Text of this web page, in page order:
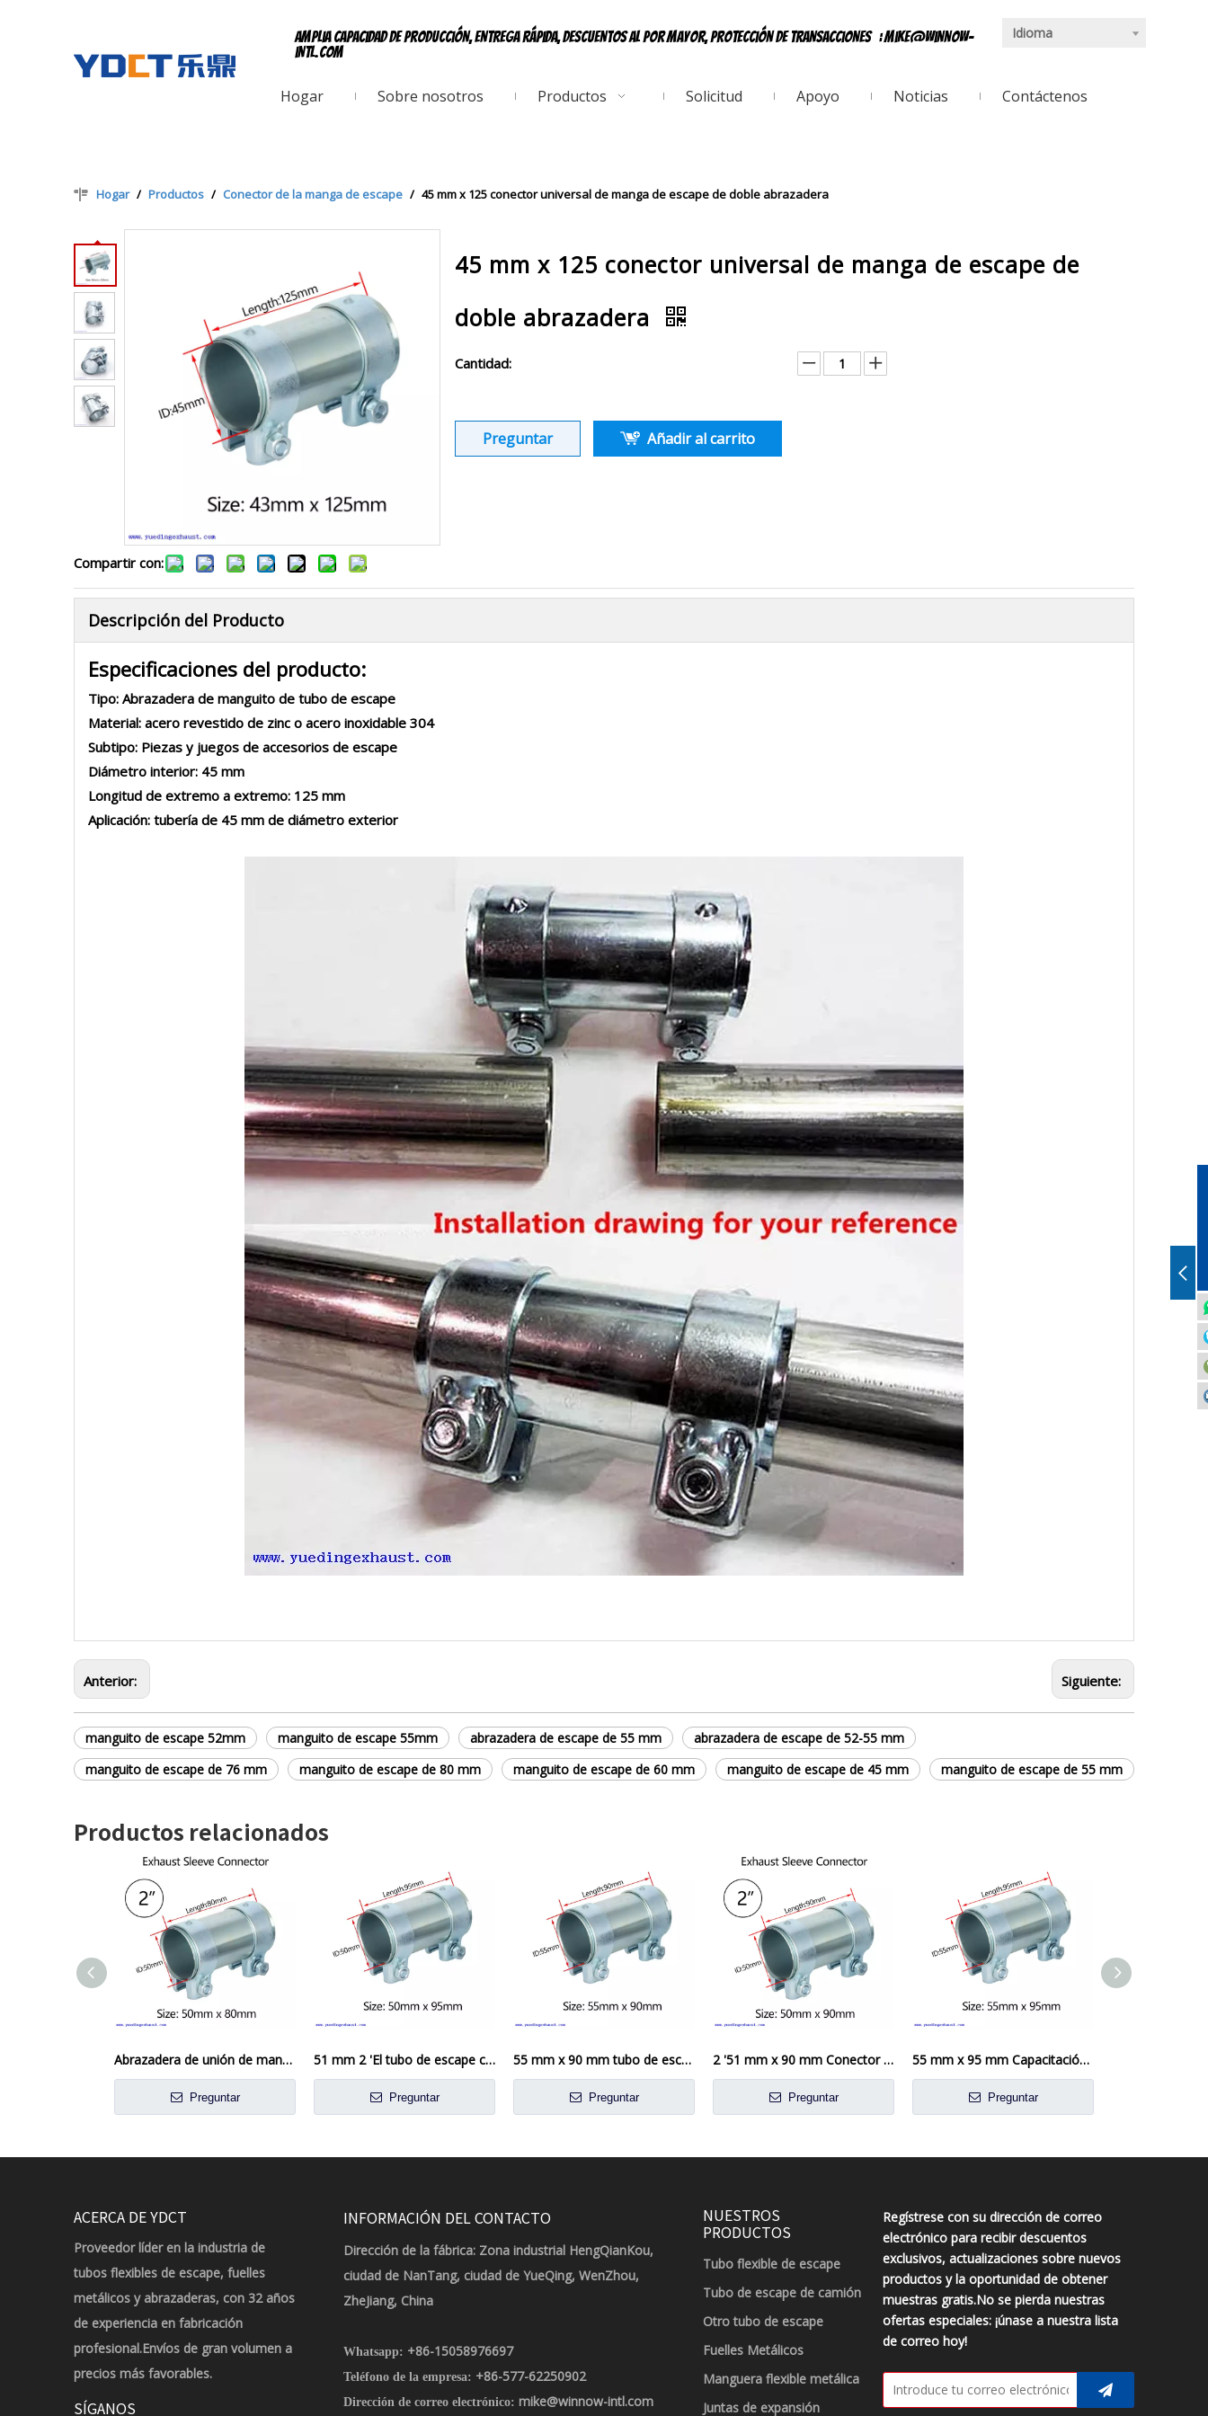
Amplia capacidad de producción, entrega rápida, descuentos al por mayor, protección de transacciones :mike@winnow-
intl.com
Idioma
Hogar Sobre nosotros Productos Solicitud Apoyo Noticias Contáctenos
Hogar / Productos / Conector de la manga de escape / 45 mm x 125 conector universal de manga de escape de doble abrazadera
Compartir con:
45 mm x 125 conector universal de manga de escape de
doble abrazadera
Cantidad:
Preguntar Añadir al carrito
Descripción del Producto
Especificaciones del producto:
Tipo: Abrazadera de manguito de tubo de escape
Material: acero revestido de zinc o acero inoxidable 304
Subtipo: Piezas y juegos de accesorios de escape
Diámetro interior: 45 mm
Longitud de extremo a extremo: 125 mm
Aplicación: tubería de 45 mm de diámetro exterior
Anterior: Siguiente:
manguito de escape 52mm manguito de escape 55mm abrazadera de escape de 55 mm
abrazadera de escape de 52-55 mm
manguito de escape de 76 mm
manguito de escape de 80 mm manguito de escape de 60 mm manguito de escape de 45 mm manguito de escape de 55 mm
Productos relacionados
Abrazadera de unión de manguito de conector de tubo de escape de 2 '50mm x 80mm
Preguntar
51 mm 2 'El tubo de escape conector de la manga del tubo del tubo de abrazadera doble
Preguntar
55 mm x 90 mm tubo de escape acoplador acoplador de escape de escape de la abrazadera
Preguntar
2 '51 mm x 90 mm Conector de tubo de escape Manga de servicio pesado carpinero de tubo de doble abrazadera
Preguntar
55 mm x 95 mm Capacitación de tubería de la manga de escape pesado
Preguntar
ACERCA DE YDCT
Proveedor líder en la industria de
tubos flexibles de escape, fuelles
metálicos y abrazaderas, con 32 años
de experiencia en fabricación
profesional.Envíos de gran volumen a
precios más favorables.
SÍGANOS
INFORMACIÓN DEL CONTACTO
Dirección de la fábrica: Zona industrial HengQianKou,
ciudad de NanTang, ciudad de YueQing, WenZhou,
ZheJiang, China
Whatsapp: +86-15058976697
Teléfono de la empresa: +86-577-62250902
Dirección de correo electrónico: mike@winnow-intl.com
NUESTROS
PRODUCTOS
Tubo flexible de escape
Tubo de escape de camión
Otro tubo de escape
Fuelles Metálicos
Manguera flexible metálica
Juntas de expansión
Regístrese con su dirección de correo
electrónico para recibir descuentos
exclusivos, actualizaciones sobre nuevos
productos y la oportunidad de obtener
muestras gratis.No se pierda nuestras
ofertas especiales: ¡únase a nuestra lista
de correo hoy!